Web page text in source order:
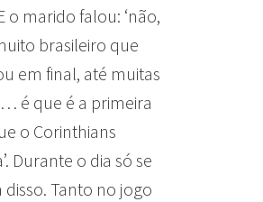
o marido falou: ‘não,
brasileiro que
em final, até muitas
é que é a primeira
o Corinthians
Durante o dia só se
disso. Tanto no jogo